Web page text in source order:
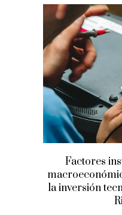
Factores
la inversión